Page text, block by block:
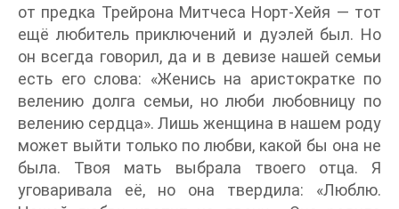
от предка Трейрона Митчеса Норт-Хейя — тот
ещё любитель приключений и дуэлей был. Но
он всегда говорил, да и в девизе нашей семьи
есть его слова: «Женись на аристократке по
велению долга семьи, но люби любовницу по
велению сердца». Лишь женщина в нашем роду
может выйти только по любви, какой бы она не
была. Твоя мать выбрала твоего отца. Я
уговаривала её, но она твердила: «Люблю.